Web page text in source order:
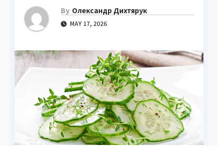
By Олександр Дихтярук
MAY 17, 2026